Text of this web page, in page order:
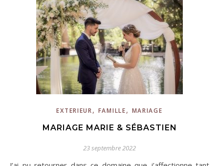
EXTERIEUR, FAMILLE, MARIAGE
MARIAGE MARIE & SÉBASTIEN
23 septembre 2022